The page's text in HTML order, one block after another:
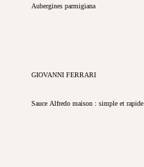
Aubergines parmigiana
GIOVANNI FERRARI
Sauce Alfredo maison : simple et rapide